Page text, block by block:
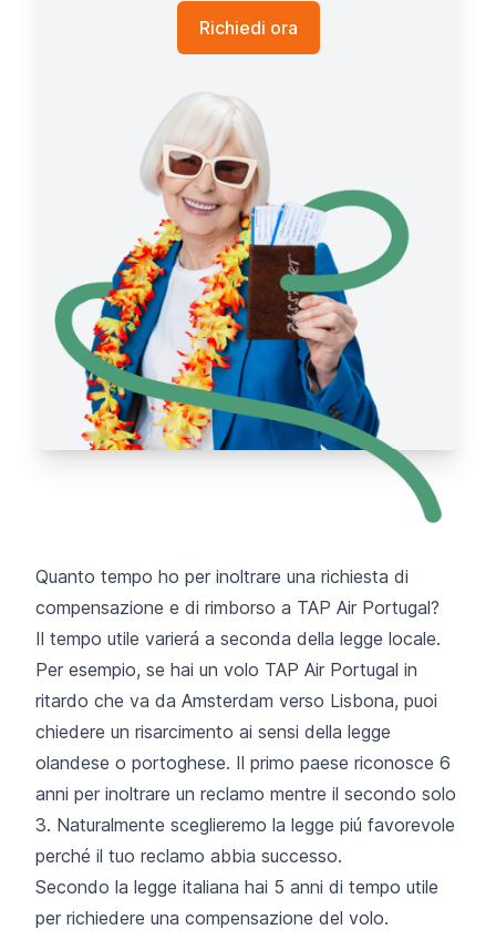
Richiedi ora
Quanto tempo ho per inoltrare una richiesta di
compensazione e di rimborso a TAP Air Portugal?
Il tempo utile varierá a seconda della legge locale.
Per esempio, se hai un volo TAP Air Portugal in
ritardo che va da Amsterdam verso Lisbona, puoi
chiedere un risarcimento ai sensi della legge
olandese o portoghese. Il primo paese riconosce 6
anni per inoltrare un reclamo mentre il secondo solo
3. Naturalmente sceglieremo la legge piú favorevole
perché il tuo reclamo abbia successo.
Secondo la legge italiana hai 5 anni di tempo utile
per richiedere una compensazione del volo.